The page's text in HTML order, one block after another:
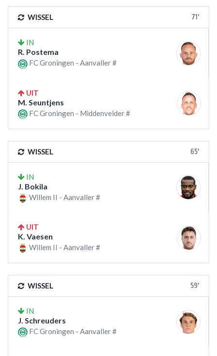
WISSEL 71'
IN
R. Postema
FC Groningen - Aanvaller #
UIT
M. Seuntjens
FC Groningen - Middenvelder #
WISSEL 65'
IN
J. Bokila
Willem II - Aanvaller #
UIT
K. Vaesen
Willem II - Aanvaller #
WISSEL 59'
IN
J. Schreuders
FC Groningen - Aanvaller #